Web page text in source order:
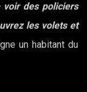
voir des policiers
les volets et
un habitant du